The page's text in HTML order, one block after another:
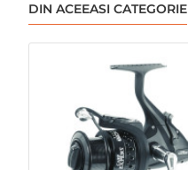
DIN ACEEASI CATEGORIE